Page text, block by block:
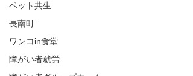
ペット共生
長南町
ワンコin食堂
障がい者就労